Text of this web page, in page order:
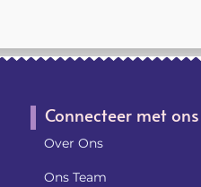
Connecteer met ons
Over Ons
Ons Team